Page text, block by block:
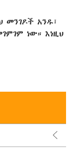
መንገዶች አንዱ፣
ነው። እነዚህ